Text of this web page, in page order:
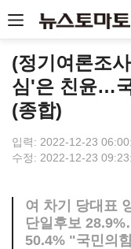
(정기여론조
심'은 친윤…
(종합)
입력: 2022-12-23
수정: 2022-12-23
여 차기 당대표
단일후보
50.4% "국민의